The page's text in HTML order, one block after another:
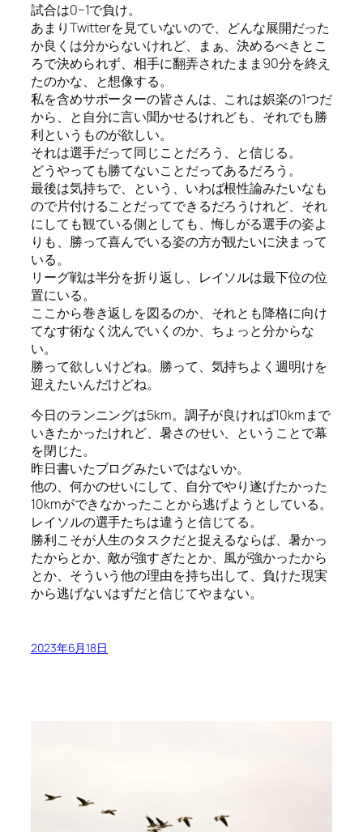
試合は0−1で負け。
あまりTwitterを見ていないので、どんな展開だった
か良くは分からないけれど、まぁ、決めるべきとこ
ろで決められず、相手に翻弄されたまま90分を終え
たのかな、と想像する。
私を含めサポーターの皆さんは、これは娯楽の1つだ
から、と自分に言い聞かせるけれども、それでも勝
利というものが欲しい。
それは選手だって同じことだろう、と信じる。
どうやっても勝てないことだってあるだろう。
最後は気持ちで、という、いわば根性論みたいなも
ので片付けることだってできるだろうけれど、それ
にしても観ている側としても、悔しがる選手の姿よ
りも、勝って喜んでいる姿の方が観たいに決まって
いる。
リーグ戦は半分を折り返し、レイソルは最下位の位
置にいる。
ここから巻き返しを図るのか、それとも降格に向け
てなす術なく沈んでいくのか、ちょっと分からな
い。
勝って欲しいけどね。勝って、気持ちよく週明けを
迎えたいんだけどね。
今日のランニングは5km。調子が良ければ10kmまで
いきたかったけれど、暑さのせい、ということで幕
を閉じた。
昨日書いたブログみたいではないか。
他の、何かのせいにして、自分でやり遂げたかった
10kmができなかったことから逃げようとしている。
レイソルの選手たちは違うと信じてる。
勝利こそが人生のタスクだと捉えるならば、暑かっ
たからとか、敵が強すぎたとか、風が強かったから
とか、そういう他の理由を持ち出して、負けた現実
から逃げないはずだと信じてやまない。
2023年6月18日